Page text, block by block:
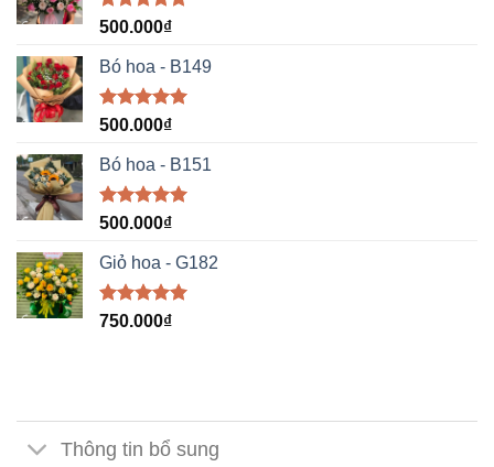
Được xếp
5 sao
500.000₫
Bó hoa - B149
Được xếp
5 sao
500.000₫
Bó hoa - B151
Được xếp
5 sao
500.000₫
Giỏ hoa - G182
Được xếp
750.000₫
Thông tin bổ sung